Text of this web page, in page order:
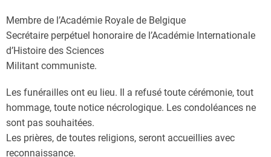
Membre de l’Académie Royale de Belgique
Secrétaire perpétuel honoraire de l’Académie Internationale
d’Histoire des Sciences
Militant communiste.
Les funérailles ont eu lieu. Il a refusé toute cérémonie, tout
hommage, toute notice nécrologique. Les condoléances ne
sont pas souhaitées.
Les prières, de toutes religions, seront accueillies avec
reconnaissance.